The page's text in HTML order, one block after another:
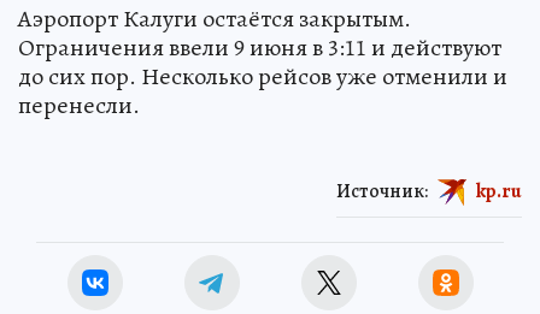
Аэропорт Калуги остаётся закрытым.
Ограничения ввели 9 июня в 3:11 и действуют
до сих пор. Несколько рейсов уже отменили и
перенесли.
Источник: kp.ru